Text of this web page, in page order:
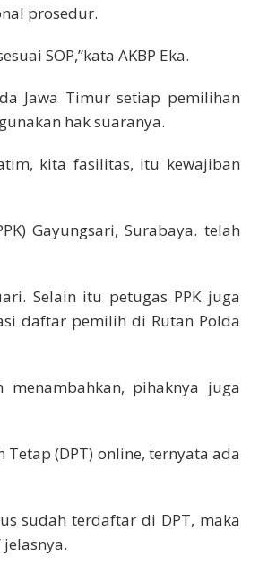
prosedur.
SOP,”kata AKBP Eka.
Jawa Timur setiap pemilihan
hak suaranya.
kita fasilitas, itu kewajiban
Gayungsari, Surabaya. telah
Selain itu petugas PPK juga
daftar pemilih di Rutan Polda
menambahkan, pihaknya juga
(DPT) online, ternyata ada
sudah terdaftar di DPT, maka